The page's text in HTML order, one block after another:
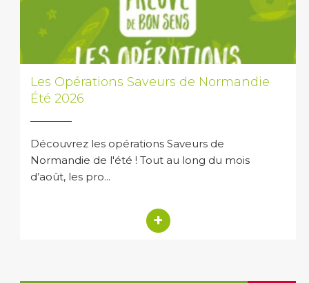
Les Opérations Saveurs de Normandie
Été 2026
Découvrez les opérations Saveurs de
Normandie de l'été ! Tout au long du mois
d’août, les pro...
+